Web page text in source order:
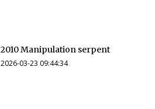
2010 Manipulation serpent
2026-03-23 09:44:34